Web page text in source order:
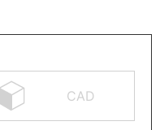
CAD